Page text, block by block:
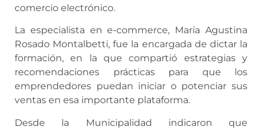
comercio electrónico.
La especialista en e-commerce, María Agustina
Rosado Montalbetti, fue la encargada de dictar la
formación, en la que compartió estrategias y
recomendaciones prácticas para que los
emprendedores puedan iniciar o potenciar sus
ventas en esa importante plataforma.
Desde la Municipalidad indicaron que